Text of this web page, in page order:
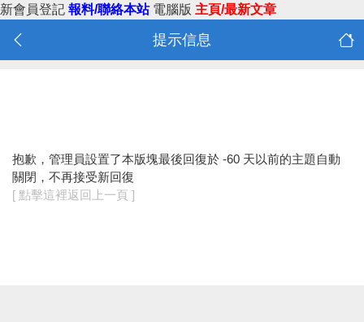
新會員登記 報料/聯絡本站 電腦版 主頁/最新文章
提示信息
抱歉，管理員設置了本版塊最後回復於 -60 天以前的主題自動
關閉，不再接受新回復
[ 點擊這裡返回上一頁 ]